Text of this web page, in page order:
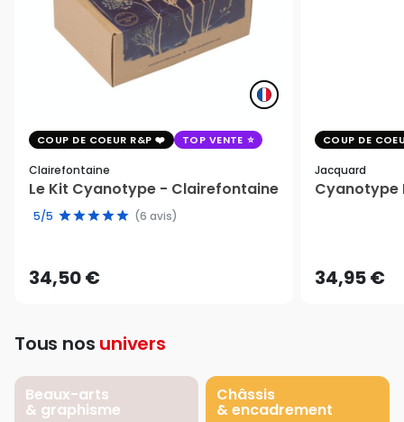
COUP DE COEUR R&P TOP VENTE
Clairefontaine
Le Kit Cyanotype - Clairefontaine
5/5 (6 avis)
34,50 €
COUP DE
Jacquard
Cyanotype
34,95 €
Tous nos univers
Beaux-arts
& graphisme
Châssis
& encadrement